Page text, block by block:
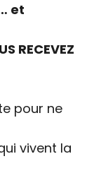
et
RECEVEZ
pour ne
vivent la